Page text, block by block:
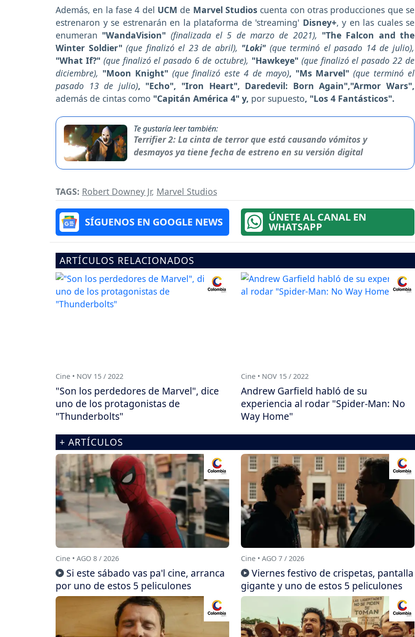
Además, en la fase 4 del UCM de Marvel Studios cuenta con otras producciones que se
estrenaron y se estrenarán en la plataforma de 'streaming' Disney+, y en las cuales se
enumeran "WandaVision" (finalizada el 5 de marzo de 2021), "The Falcon and the
Winter Soldier"(que finalizó el 23 de abril), "Loki" (que terminó el pasado 14 de julio),
"What If?" (que finalizó el pasado 6 de octubre), "Hawkeye" (que finalizó el pasado 22 de
diciembre), "Moon Knight" (que finalizó este 4 de mayo), "Ms Marvel"(que terminó el
pasado 13 de julio), "Echo", "Iron Heart", Daredevil: Born Again","Armor Wars",
además de cintas como "Capitán América 4" y, por supuesto, "Los 4 Fantásticos".
Te gustaría leer también:
Terrifier 2: La cinta de terror que está causando vómitos y
desmayos ya tiene fecha de estreno en su versión digital
TAGS: Robert Downey Jr, Marvel Studios
SÍGUENOS EN GOOGLE NEWS ÚNETE AL CANAL EN
WHATSAPP
ARTÍCULOS RELACIONADOS
Cine • NOV 15 / 2022
"Son los perdedores de Marvel", dice
uno de los protagonistas de
"Thunderbolts"
Cine • NOV 15 / 2022
Andrew Garfield habló de su
experiencia al rodar "Spider-Man: No
Way Home"
+ ARTÍCULOS
Cine • AGO 8 / 2026
Si este sábado vas pa'l cine, arranca
por uno de estos 5 peliculones
Cine • AGO 7 / 2026
Viernes festivo de crispetas, pantalla
gigante y uno de estos 5 peliculones